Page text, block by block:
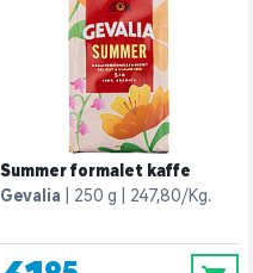
Summer formalet kaffe
Gevalia
250 g 247,80/Kg.